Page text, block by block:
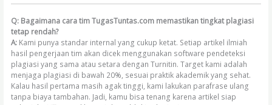
Q: Bagaimana cara tim TugasTuntas.com memastikan tingkat plagiasi
tetap rendah?
A: Kami punya standar internal yang cukup ketat. Setiap artikel ilmiah
hasil pengerjaan tim akan dicek menggunakan software pendeteksi
plagiasi yang sama atau setara dengan Turnitin. Target kami adalah
menjaga plagiasi di bawah 20%, sesuai praktik akademik yang sehat.
Kalau hasil pertama masih agak tinggi, kami lakukan parafrase ulang
tanpa biaya tambahan. Jadi, kamu bisa tenang karena artikel siap